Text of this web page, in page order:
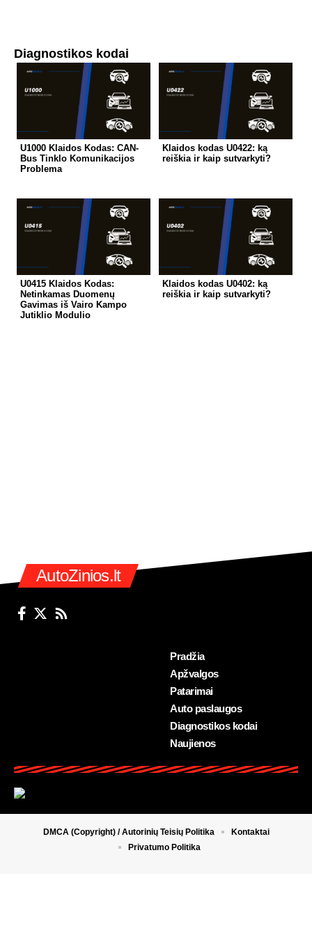
Diagnostikos kodai
U1000 Klaidos Kodas: CAN-
Bus Tinklo Komunikacijos
Problema
Klaidos kodas U0422: ką
reiškia ir kaip sutvarkyti?
U0415 Klaidos Kodas:
Netinkamas Duomenų
Gavimas iš Vairo Kampo
Jutiklio Modulio
Klaidos kodas U0402: ką
reiškia ir kaip sutvarkyti?
AutoZinios.lt
Pradžia
Apžvalgos
Patarimai
Auto paslaugos
Diagnostikos kodai
Naujienos
DMCA (Copyright) / Autorinių Teisių Politika
Kontaktai
Privatumo Politika